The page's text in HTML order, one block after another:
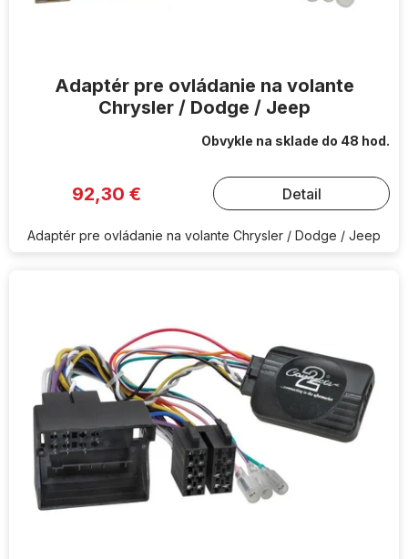
Adaptér pre ovládanie na volante
Chrysler / Dodge / Jeep
Obvykle na sklade do 48 hod.
92,30 € Detail
Adaptér pre ovládanie na volante Chrysler / Dodge / Jeep